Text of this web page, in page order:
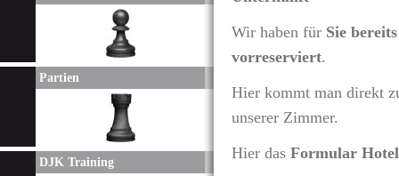
Partien
DJK Training
Wir haben für Sie
vorreserviert.
Hier kommt man direkt
unserer Zimmer.
Hier das Formular